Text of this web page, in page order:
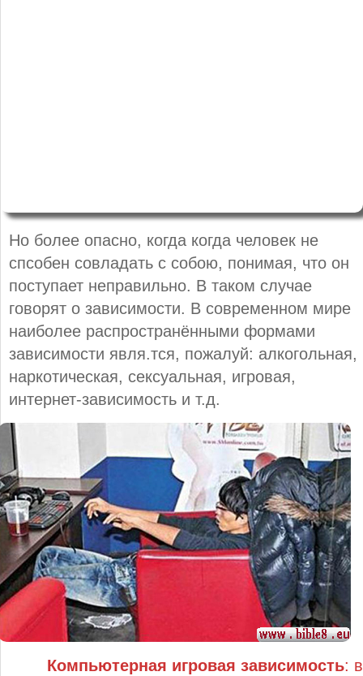
Но более опасно, когда когда человек не
спсобен совладать с собою, понимая, что он
поступает неправильно. В таком случае
говорят о зависимости. В современном мире
наиболее распространёнными формами
зависимости явля.тся, пожалуй: алкогольная,
наркотическая, сексуальная, игровая,
интернет-зависимость и т.д.
Компьютерная игровая зависимость: в